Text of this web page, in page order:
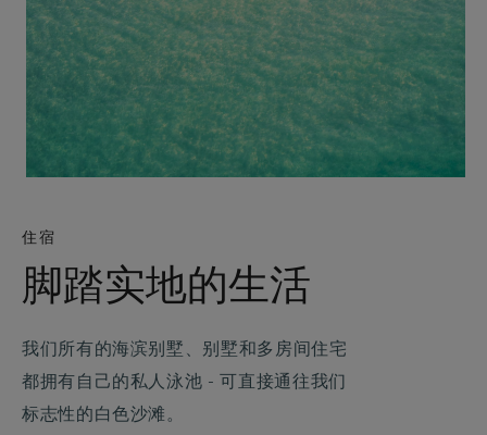
住宿
脚踏实地的生活
我们所有的海滨别墅、别墅和多房间住宅
都拥有自己的私人泳池 - 可直接通往我们
标志性的白色沙滩。